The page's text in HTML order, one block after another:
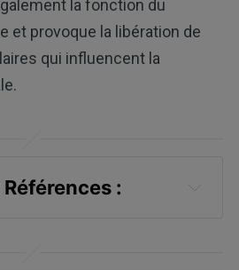
la fonction du
et provoque la libération de
qui influencent la
: